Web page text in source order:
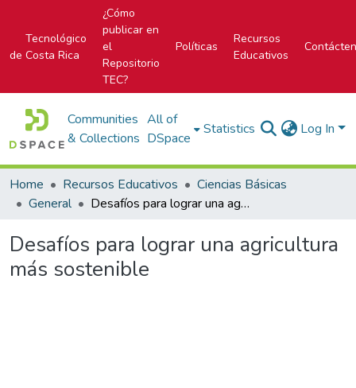
Tecnológico
de Costa Rica
¿Cómo
publicar en
el
Repositorio
TEC?
Políticas
Recursos
Educativos
Communities
& Collections
All of
DSpace
Statistics Log In
Home Recursos Educativos
Ciencias Básicas
General
Desafíos para lograr una agricultura más sostenible
Desafíos para lograr una agricultura
más sostenible